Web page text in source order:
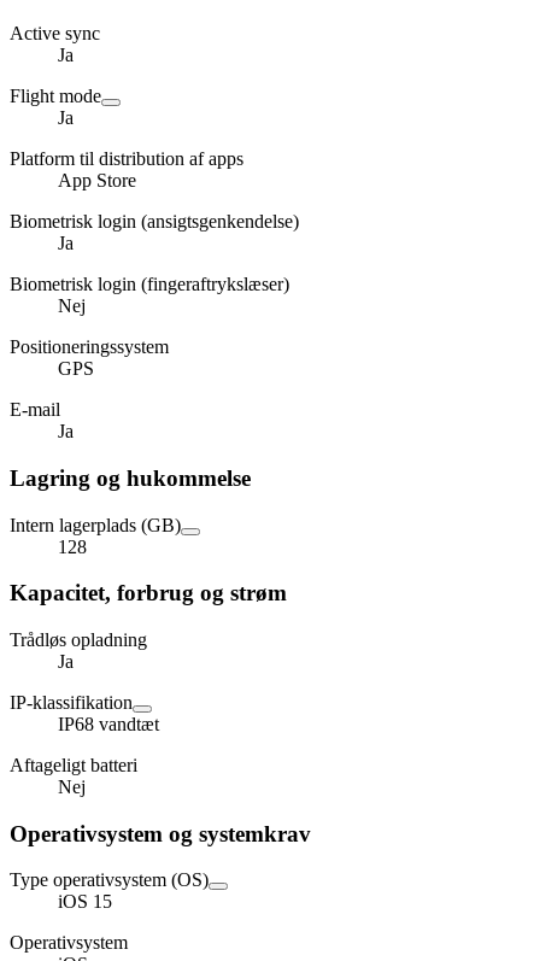
Active sync
Ja
Flight mode
Ja
Platform til distribution af apps
App Store
Biometrisk login (ansigtsgenkendelse)
Ja
Biometrisk login (fingeraftrykslæser)
Nej
Positioneringssystem
GPS
E-mail
Ja
Lagring og hukommelse
Intern lagerplads (GB)
128
Kapacitet, forbrug og strøm
Trådløs opladning
Ja
IP-klassifikation
IP68 vandtæt
Aftageligt batteri
Nej
Operativsystem og systemkrav
Type operativsystem (OS)
iOS 15
Operativsystem